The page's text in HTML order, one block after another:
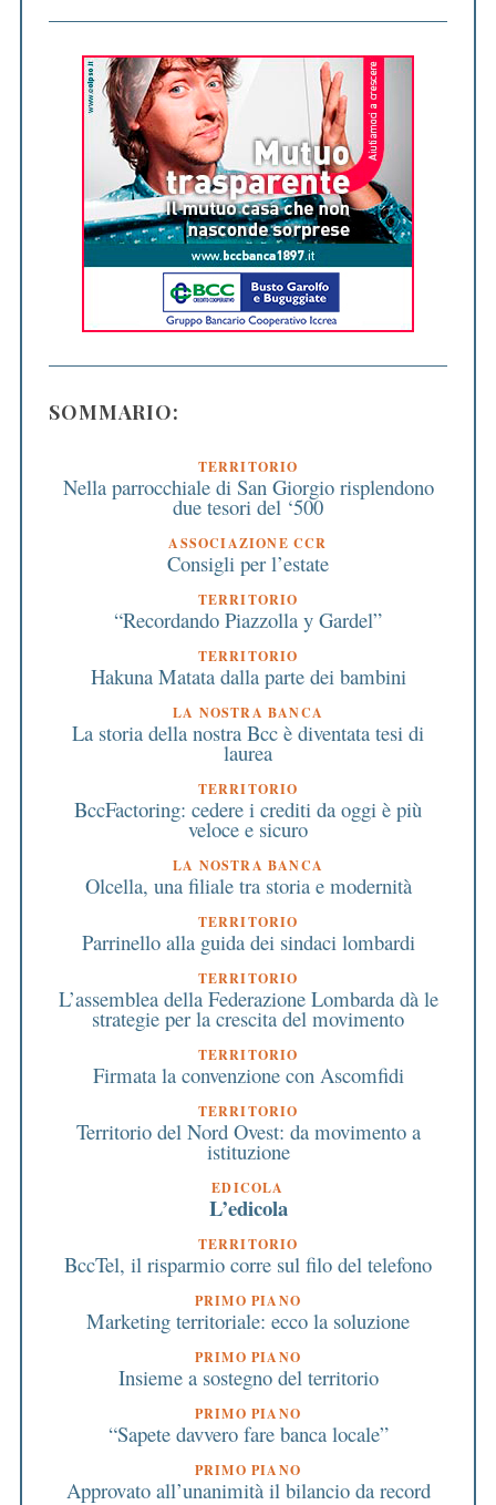
SOMMARIO:
TERRITORIO
Nella parrocchiale di San Giorgio risplendono
due tesori del ‘500
ASSOCIAZIONE CCR
Consigli per l’estate
TERRITORIO
“Recordando Piazzolla y Gardel”
TERRITORIO
Hakuna Matata dalla parte dei bambini
LA NOSTRA BANCA
La storia della nostra Bcc è diventata tesi di
laurea
TERRITORIO
BccFactoring: cedere i crediti da oggi è più
veloce e sicuro
LA NOSTRA BANCA
Olcella, una filiale tra storia e modernità
TERRITORIO
Parrinello alla guida dei sindaci lombardi
TERRITORIO
L’assemblea della Federazione Lombarda dà le
strategie per la crescita del movimento
TERRITORIO
Firmata la convenzione con Ascomfidi
TERRITORIO
Territorio del Nord Ovest: da movimento a
istituzione
EDICOLA
L’edicola
TERRITORIO
BccTel, il risparmio corre sul filo del telefono
PRIMO PIANO
Marketing territoriale: ecco la soluzione
PRIMO PIANO
Insieme a sostegno del territorio
PRIMO PIANO
“Sapete davvero fare banca locale”
PRIMO PIANO
Approvato all’unanimità il bilancio da record